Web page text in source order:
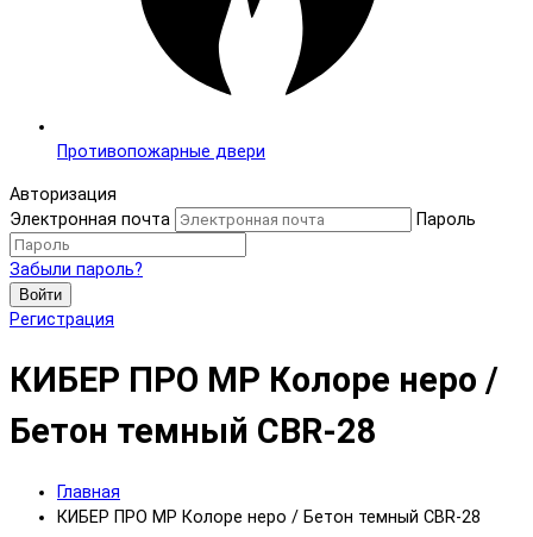
Противопожарные двери
Авторизация
Электронная почта
Пароль
Забыли пароль?
Войти
Регистрация
КИБЕР ПРО MP Колоре неро /
Бетон темный CBR-28
Главная
КИБЕР ПРО MP Колоре неро / Бетон темный CBR-28